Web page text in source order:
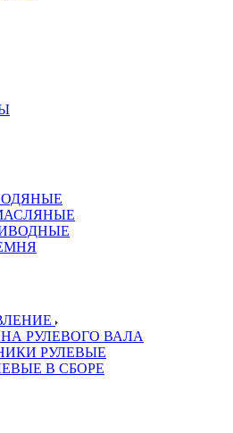
РУЛЕВОГО ВАЛА
РУЛЕВЫЕ
В СБОРЕ